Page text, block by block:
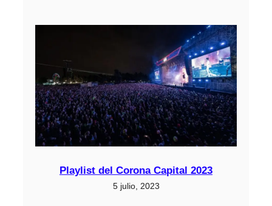
Playlist del Corona Capital 2023
5 julio, 2023